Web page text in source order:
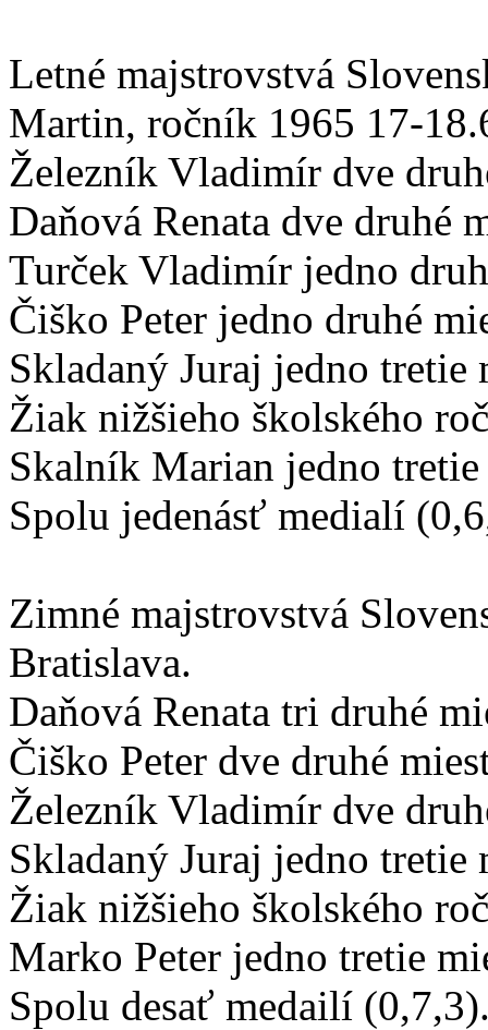
Letné majstrovstvá
Martin, ročník 1965 17-
Železník Vladimír dve
Daňová Renata dve druhé
Turček Vladimír jedno
Čiško Peter jedno druhé
Skladaný Juraj jedno tretie
Žiak nižšieho školského
Skalník Marian jedno tretie
Spolu jedenásť medialí
Zimné majstrovstvá
Bratislava.
Daňová Renata tri druhé
Čiško Peter dve druhé
Železník Vladimír dve
Skladaný Juraj jedno tretie
Žiak nižšieho školského
Marko Peter jedno tretie
Spolu desať medailí